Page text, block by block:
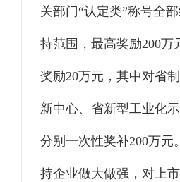
关部门 “认定类”称号全
持范围，最高奖励200万
奖励20万元，其中对省
新中心、省新型工业化
分别一次性奖补200万元。
持企业做大做强，对上